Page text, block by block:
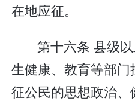
在地应征。
第十六条 县级
生健康、教育等部
征公民的思想政治